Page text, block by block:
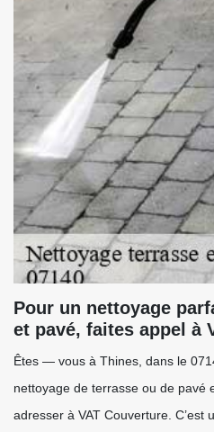
Pour un nettoyage
et pavé, faites appel à
Êtes — vous à Thines, dans le
nettoyage de terrasse ou de pavé
adresser à VAT Couverture. C’est